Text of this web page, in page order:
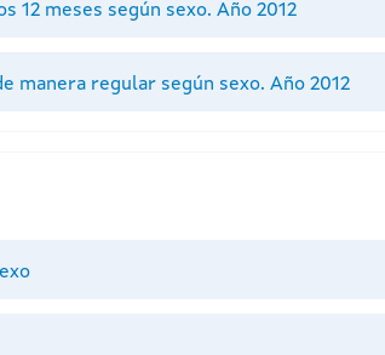
12 meses según sexo. Año 2012
manera regular según sexo. Año 2012